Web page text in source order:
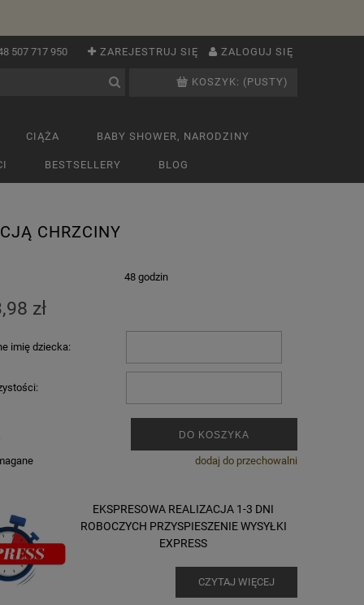
ZAREJESTRUJ SIĘ ZALOGUJ SIĘ
507 717 950
KOSZYK: (PUSTY)
CIĄŻA BABY SHOWER, NARODZINY
BESTSELLERY BLOG
CHRZCINY
48 godzin
zł
imię dziecka:
DO KOSZYKA
dodaj do przechowalni
EKSPRESOWA REALIZACJA 1-3 DNI
ROBOCZYCH PRZYSPIESZENIE WYSYŁKI
EXPRESS
CZYTAJ WIĘCEJ